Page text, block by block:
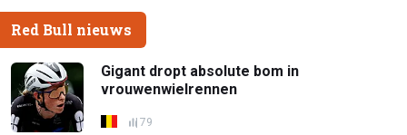
Red Bull nieuws
Gigant dropt absolute bom in
vrouwenwielrennen
79